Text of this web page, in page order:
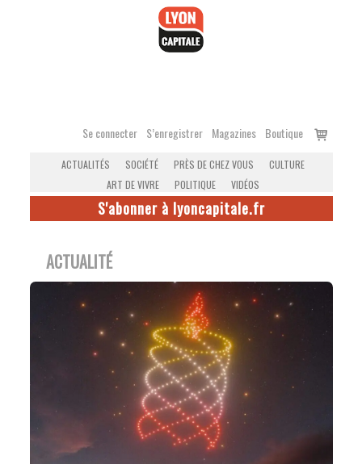
Se connecter S’enregistrer Magazines Boutique
Voir
ACTUALITÉS SOCIÉTÉ PRÈS DE CHEZ VOUS
CULTURE
ART DE VIVRE
POLITIQUE VIDÉOS
S'abonner à lyoncapitale.fr
ACTUALITÉ